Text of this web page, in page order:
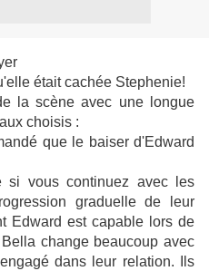
était cachée Stephenie!
la scène avec une longue
choisis :
que le baiser d'Edward
vous continuez avec les
graduelle de leur
Edward est capable lors de
change beaucoup avec
dans leur relation. Ils